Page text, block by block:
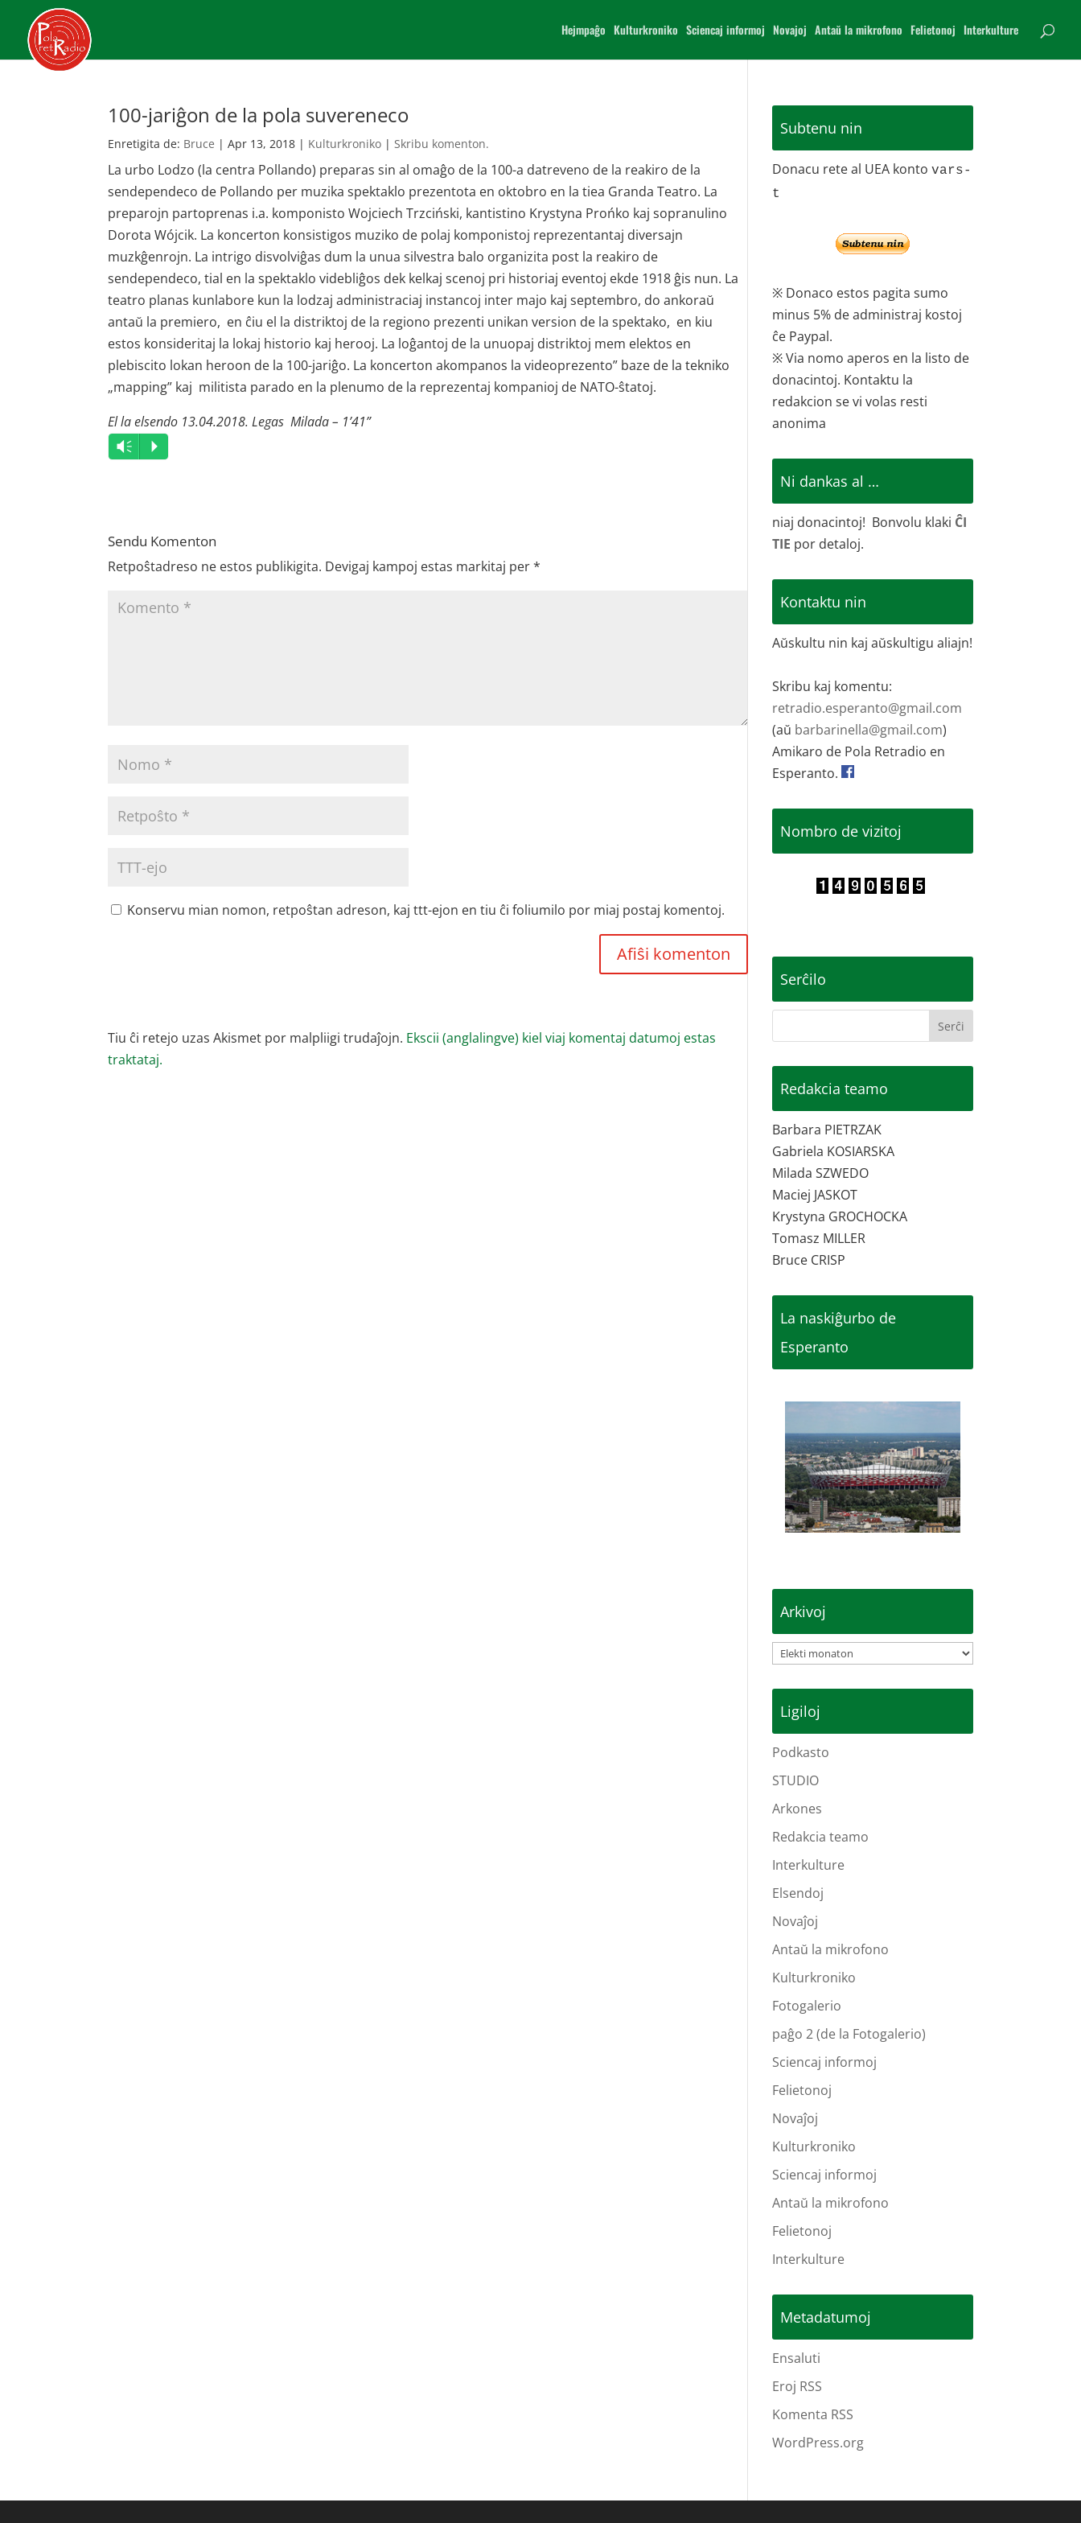
Hejmpaĝo Kulturkroniko Sciencaj informoj Novajoj Antaŭ la mikrofono Felietonoj Interkulture
100-jariĝon de la pola suvereneco
Enretigita de: Bruce |Apr 13, 2018 | Kulturkroniko |Skribu komenton.
La urbo Lodzo (la centra Pollando) preparas sin al omaĝo de la 100-a datreveno de la reakiro de la
sendependeco de Pollando per muzika spektaklo prezentota en oktobro en la tiea Granda Teatro. La
preparojn partoprenas i.a. komponisto Wojciech Trzciński, kantistino Krystyna Prońko kaj sopranulino
Dorota Wójcik. La koncerton konsistigos muziko de polaj komponistoj reprezentantaj diversajn
muzkĝenrojn. La intrigo disvolviĝas dum la unua silvestra balo organizita post la reakiro de
sendependeco, tial en la spektaklo videbliĝos dek kelkaj scenoj pri historiaj eventoj ekde 1918 ĝis nun. La
teatro planas kunlabore kun la lodzaj administraciaj instancoj inter majo kaj septembro, do ankoraŭ
antaŭ la premiero, en ĉiu el la distriktoj de la regiono prezenti unikan version de la spektako, en kiu
estos konsideritaj la lokaj historio kaj herooj. La loĝantoj de la unuopaj distriktoj mem elektos en
plebiscito lokan heroon de la 100-jariĝo. La koncerton akompanos la videoprezento” baze de la tekniko
„mapping” kaj militista parado en la plenumo de la reprezentaj kompanioj de NATO-ŝtatoj.
El la elsendo 13.04.2018. Legas Milada – 1’41”
Audio
Player
Vm P
Sendu Komenton
Retpoŝtadreso ne estos publikigita. Devigaj kampoj estas markitaj per*
Konservu mian nomon, retpoŝtan adreson, kaj ttt-ejon en tiu ĉi foliumilo por miaj postaj komentoj.
Tiu ĉi retejo uzas Akismet por malpliigi trudaĵojn. Ekscii (anglalingve) kiel viaj komentaj datumoj estas
traktataj.
Subtenu nin
Donacu rete al UEA kontovars-
t
※ Donaco estos pagita sumo
minus 5% de administraj kostoj
ĉe Paypal.
※ Via nomo aperos en la listo de
donacintoj. Kontaktu la
redakcion se vi volas resti
anonima
Ni dankas al …
niaj donacintoj! Bonvolu klaki ĈI
TIE por detaloj.
Kontaktu nin
Aŭskultu nin kaj aŭskultigu aliajn!
Skribu kaj komentu:
retradio.esperanto@gmail.com
(aŭ barbarinella@gmail.com)
Amikaro de Pola Retradio en
Esperanto.
Nombro de vizitoj
Serĉilo
Redakcia teamo
Barbara PIETRZAK
Gabriela KOSIARSKA
Milada SZWEDO
Maciej JASKOT
Krystyna GROCHOCKA
Tomasz MILLER
Bruce CRISP
La naskiĝurbo de
Esperanto
Arkivoj
Arkivoj
Ligiloj
Podkasto
STUDIO
Arkones
Redakcia teamo
Interkulture
Elsendoj
Novaĵoj
Antaŭ la mikrofono
Kulturkroniko
Fotogalerio
paĝo 2 (de la Fotogalerio)
Sciencaj informoj
Felietonoj
Novaĵoj
Kulturkroniko
Sciencaj informoj
Antaŭ la mikrofono
Felietonoj
Interkulture
Metadatumoj
Ensaluti
Eroj RSS
Komenta RSS
WordPress.org